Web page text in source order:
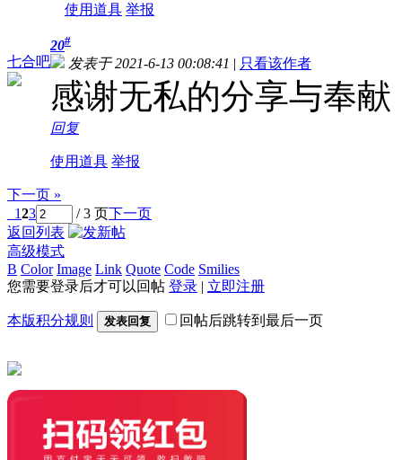
使用道具 举报
七合吧
20#
发表于 2021-6-13 00:08:41 | 只看该作者
感谢无私的分享与奉献
回复
使用道具 举报
下一页 »
123 / 3 页下一页
返回列表
高级模式
B Color Image Link Quote Code Smilies
您需要登录后才可以回帖 登录 | 立即注册
本版积分规则 发表回复 回帖后跳转到最后一页